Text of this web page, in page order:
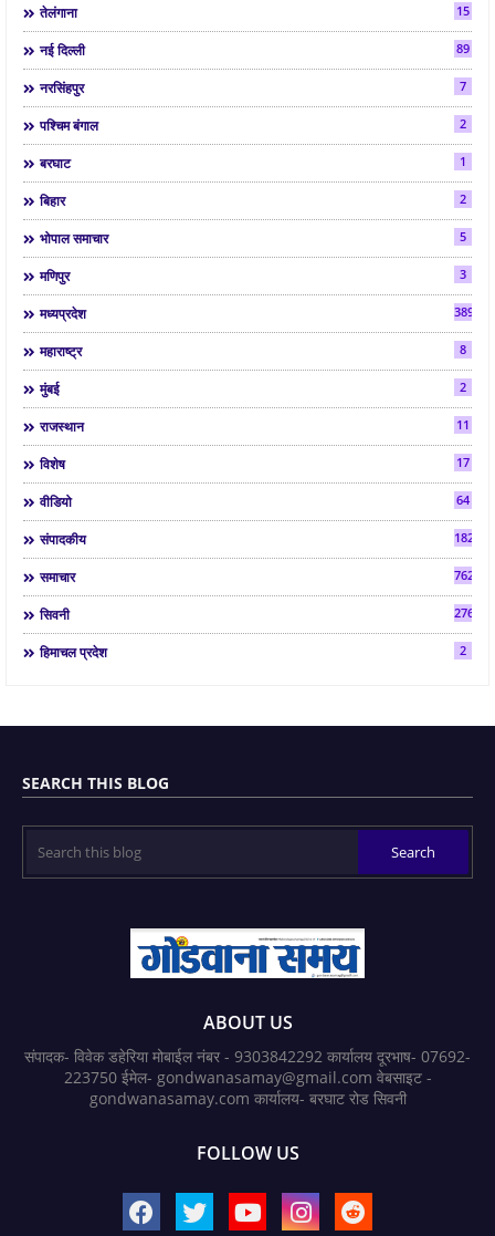
तेलंगाना 15
नई दिल्ली 89
नरसिंहपुर 7
पश्चिम बंगाल 2
बरघाट 1
बिहार 2
भोपाल समाचार 5
मणिपुर 3
मध्यप्रदेश 3892
महाराष्ट्र 8
मुंबई 2
राजस्थान 11
विशेष 17
वीडियो 64
संपादकीय 182
समाचार 7624
सिवनी 2763
हिमाचल प्रदेश 2
SEARCH THIS BLOG
ABOUT US
संपादक- विवेक डहेरिया मोबाईल नंबर - 9303842292 कार्यालय दूरभाष- 07692-
223750 ईमेल- gondwanasamay@gmail.com वेबसाइट -
gondwanasamay.com कार्यालय- बरघाट रोड सिवनी
FOLLOW US